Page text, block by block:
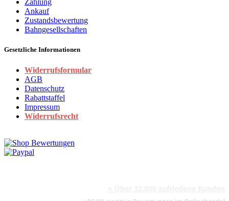
Zahlung
Ankauf
Zustandsbewertung
Bahngesellschaften
Gesetzliche Informationen
Widerrufsformular
AGB
Datenschutz
Rabattstaffel
Impressum
Widerrufsrecht